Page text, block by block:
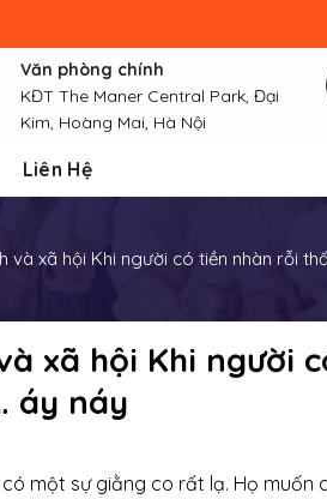
Văn phòng chính
KĐT The Maner Central Park, Đại
Kim, Hoàng Mai, Hà Nội
Liên Hệ
và xã hội Khi người có tiền nhàn rỗi
xã hội Khi người
áy náy
một sự giằng co rất lạ. Họ muốn